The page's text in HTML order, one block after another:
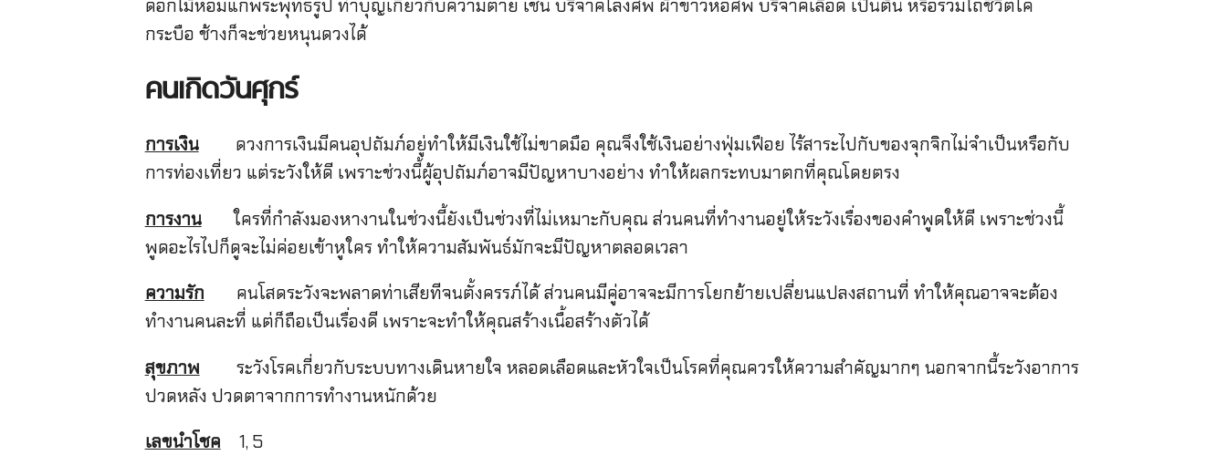
ดอกไม้หอมแก่พระพุทธรูป ทำบุญเกี่ยวกับความตาย เช่น บริจาคโลงศพ ผ้าขาวห่อศพ บริจาคเลือด เป็นต้น หรือร่วมไถ่ชีวิตโค
กระบือ ช้างก็จะช่วยหนุนดวงได้
คนเกิดวันศุกร์
การเงินดวงการเงินมีคนอุปถัมภ์อยู่ทำให้มีเงินใช้ไม่ขาดมือ คุณจึงใช้เงินอย่างฟุ่มเฟือย ไร้สาระไปกับของจุกจิกไม่จำเป็นหรือกับ
การท่องเที่ยว แต่ระวังให้ดี เพราะช่วงนี้ผู้อุปถัมภ์อาจมีปัญหาบางอย่าง ทำให้ผลกระทบมาตกที่คุณโดยตรง
การงานใครที่กำลังมองหางานในช่วงนี้ยังเป็นช่วงที่ไม่เหมาะกับคุณ ส่วนคนที่ทำงานอยู่ให้ระวังเรื่องของคำพูดให้ดี เพราะช่วงนี้
พูดอะไรไปก็ดูจะไม่ค่อยเข้าหูใคร ทำให้ความสัมพันธ์มักจะมีปัญหาตลอดเวลา
ความรัก คนโสดระวังจะพลาดท่าเสียทีจนตั้งครรภ์ได้ ส่วนคนมีคู่อาจจะมีการโยกย้ายเปลี่ยนแปลงสถานที่ ทำให้คุณอาจจะต้อง
ทำงานคนละที่ แต่ก็ถือเป็นเรื่องดี เพราะจะทำให้คุณสร้างเนื้อสร้างตัวได้
สุขภาพ ระวังโรคเกี่ยวกับระบบทางเดินหายใจ หลอดเลือดและหัวใจเป็นโรคที่คุณควรให้ความสำคัญมากๆ นอกจากนี้ระวังอาการ
ปวดหลัง ปวดตาจากการทำงานหนักด้วย
เลขนำโชค 1, 5